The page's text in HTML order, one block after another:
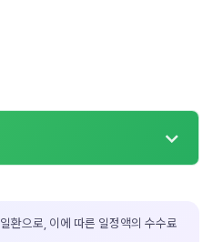
환으로, 이에 따른 일정액의 수수료